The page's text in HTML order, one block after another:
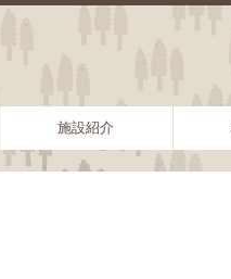
施設紹介